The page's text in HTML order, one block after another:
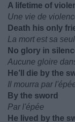
A lifetime of
Une vie de
Death his only
La mort est sa
No glory in
Aucune gloire
He’ll die by the
Il mourra par
By the sword
Par l'épée
He lived by the